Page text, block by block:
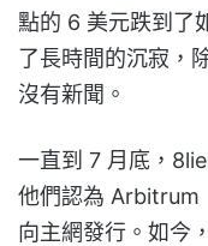
點的 6 美元跌到了
了長時間的沉寂，
沒有新聞。
一直到 7 月底，
他們認為 Arbitrum
向主網發行。如今